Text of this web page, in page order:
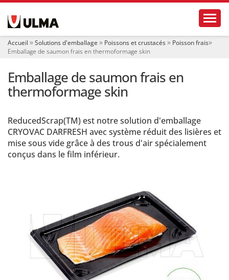
i
Accueil Solutions d'emballage Poissons et crustacés
Poisson frais
Emballage de saumon frais en thermoformage skin
Emballage de saumon frais en
thermoformage skin
ReducedScrap(TM) est notre solution d'emballage
CRYOVAC DARFRESH avec système réduit des lisières et
mise sous vide grâce à des trous d'air spécialement
conçus dans le film inférieur.